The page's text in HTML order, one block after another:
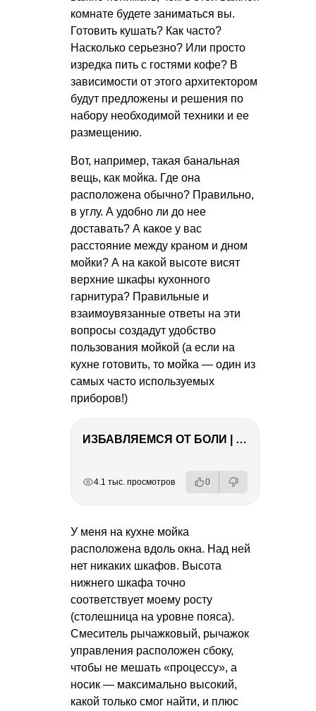
комнате будете заниматься вы.
Готовить кушать? Как часто?
Насколько серьезно? Или просто
изредка пить с гостями кофе? В
зависимости от этого архитектором
будут предложены и решения по
набору необходимой техники и ее
размещению.
Вот, например, такая банальная
вещь, как мойка. Где она
расположена обычно? Правильно,
в углу. А удобно ли до нее
доставать? А какое у вас
расстояние между краном и дном
мойки? А на какой высоте висят
верхние шкафы кухонного
гарнитура? Правильные и
взаимоувязанные ответы на эти
вопросы создадут удобство
пользования мойкой (а если на
кухне готовить, то мойка — один из
самых часто используемых
приборов!)
ИЗБАВЛЯЕМСЯ ОТ БОЛИ | Важность режима и питания
4.1 тыс. просмотров 0
У меня на кухне мойка
расположена вдоль окна. Над ней
нет никаких шкафов. Высота
нижнего шкафа точно
соответствует моему росту
(столешница на уровне пояса).
Смеситель рычажковый, рычажок
управления расположен сбоку,
чтобы не мешать «процессу», а
носик — максимально высокий,
какой только смог найти, и плюс